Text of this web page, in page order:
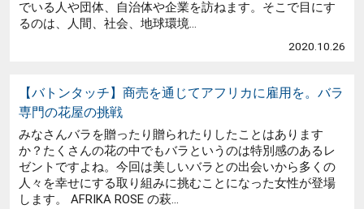
でいる人や団体、自治体や企業を訪ねます。そこで目にす
るのは、人間、社会、地球環境...
2020.10.26
【バトンタッチ】商売を通じてアフリカに雇用を。バラ
専門の花屋の挑戦
みなさんバラを贈ったり贈られたりしたことはあります
か？たくさんの花の中でもバラというのは特別感のあるレ
ゼントですよね。今回は美しいバラとの出会いから多くの
人々を幸せにする取り組みに挑むことになった女性が登場
します。 AFRIKA ROSE の萩...